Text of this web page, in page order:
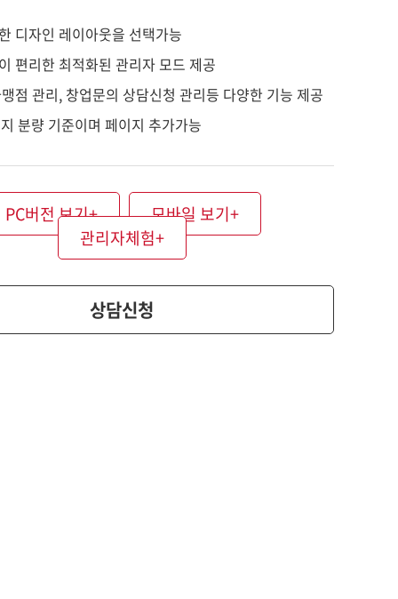
디자인 레이아웃을 선택가능
편리한 최적화된 관리자 모드 제공
점 관리, 창업문의 상담신청 관리등 다양한 기능 제공
분량 기준이며 페이지 추가가능
PC버전 보기+ 모바일 보기+
관리자체험+
상담신청